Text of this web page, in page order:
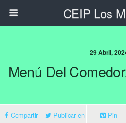
CEIP Los
29 Abril,
Menú Del
Compartir
Publicar en
Pin